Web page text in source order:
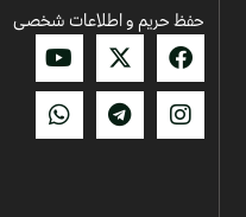
حفظ حریم و اطلاعات شخصی